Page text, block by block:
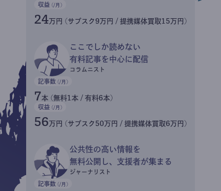
収益 (/月)
24万円 (サブスク9万円 / 提携媒体買取15万円)
ここでしか読めない
有料記事を中心に配信
コラムニスト
記事数 (/月)
7本 (無料1本 / 有料6本)
収益 (/月)
56万円 (サブスク50万円 / 提携媒体買取6万円)
公共性の高い情報を
無料公開し、支援者が集まる
ジャーナリスト
記事数 (/月)